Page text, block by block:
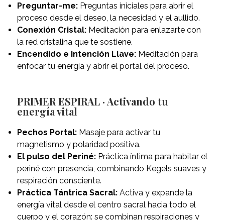
Preguntar-me:Preguntas iniciales para abrir el
proceso desde el deseo, la necesidad y el aullido.
Conexión Cristal:Meditación para enlazarte con
la red cristalina que te sostiene.
Encendido e Intención Llave:Meditación para
enfocar tu energía y abrir el portal del proceso.
PRIMER ESPIRAL · Activando tu
energía vital
Pechos Portal:Masaje para activar tu
magnetismo y polaridad positiva.
El pulso del Periné: Práctica íntima para habitar el
periné con presencia, combinando Kegels suaves y
respiración consciente.
Práctica Tántrica Sacral: Activa y expande la
energía vital desde el centro sacral hacia todo el
cuerpo y el corazón: se combinan respiraciones y